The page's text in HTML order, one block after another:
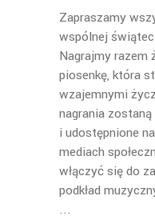
Zapraszamy
wspólnej
Nagrajmy razem
piosenkę, która
wzajemnymi
nagrania
i udostępnione
mediach
włączyć się do
podkład